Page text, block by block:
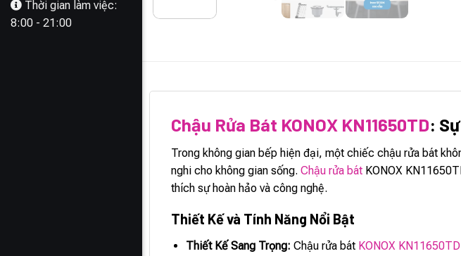
Thời gian làm việc:
8:00 - 21:00
Chậu Rửa Bát KONOX KN11650TD:
Trong không gian bếp hiện đại, một chiếc chậu rửa bát
nghi cho không gian sống. Chậu rửa bát KONOX
thích sự hoàn hảo và công nghệ.
Thiết Kế và Tính Năng Nổi Bật
Thiết Kế Sang Trọng: Chậu rửa bát KONOX KN11650TD